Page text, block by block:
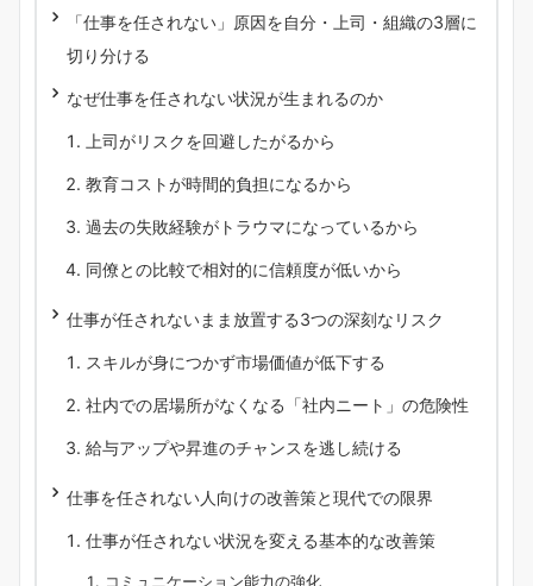
「仕事を任されない」原因を自分・上司・組織の3層に
切り分ける
なぜ仕事を任されない状況が生まれるのか
上司がリスクを回避したがるから
教育コストが時間的負担になるから
過去の失敗経験がトラウマになっているから
同僚との比較で相対的に信頼度が低いから
仕事が任されないまま放置する3つの深刻なリスク
スキルが身につかず市場価値が低下する
社内での居場所がなくなる「社内ニート」の危険性
給与アップや昇進のチャンスを逃し続ける
仕事を任されない人向けの改善策と現代での限界
仕事が任されない状況を変える基本的な改善策
コミュニケーション能力の強化